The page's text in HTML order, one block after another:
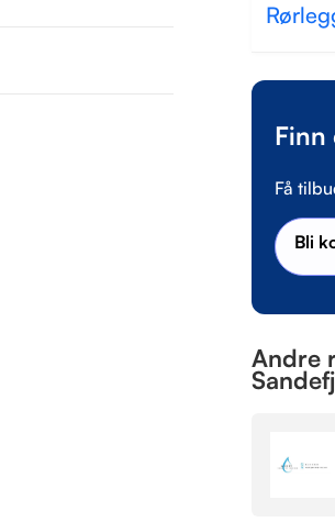
Finn
Få
Bli
Andre